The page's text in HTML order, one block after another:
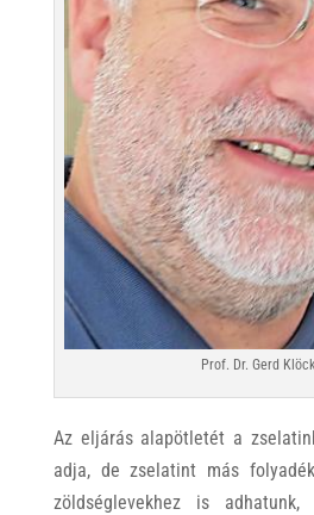
Prof. Dr. Gerd Klöck
Az eljárás alapötletét a
adja, de zselatint más
zöldséglevekhez is